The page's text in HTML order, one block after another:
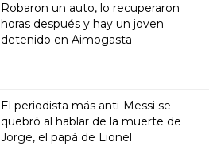
Robaron un auto, lo recuperaron
horas después y hay un joven
detenido en Aimogasta
El periodista más anti-Messi se
quebró al hablar de la muerte de
Jorge, el papá de Lionel